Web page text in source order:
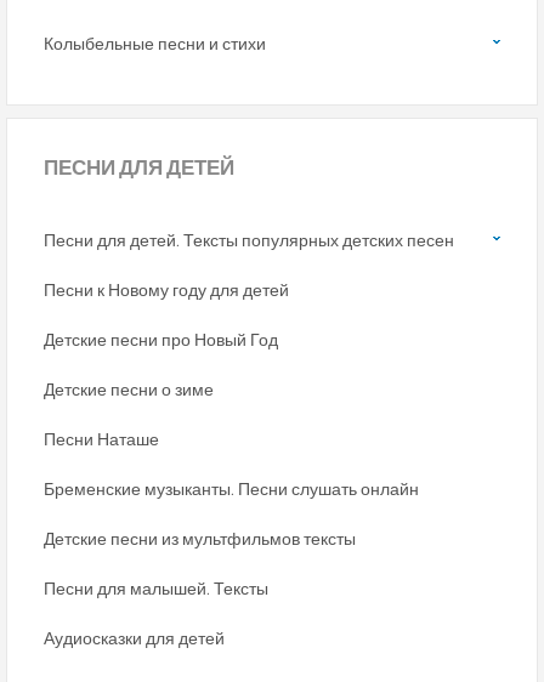
Колыбельные песни и стихи
ПЕСНИДЛЯ ДЕТЕЙ
Песни для детей. Тексты популярных детских песен
Песни к Новому году для детей
Детские песни про Новый Год
Детские песни о зиме
Песни Наташе
Бременские музыканты. Песни слушать онлайн
Детские песни из мультфильмов тексты
Песни для малышей. Тексты
Аудиосказки для детей